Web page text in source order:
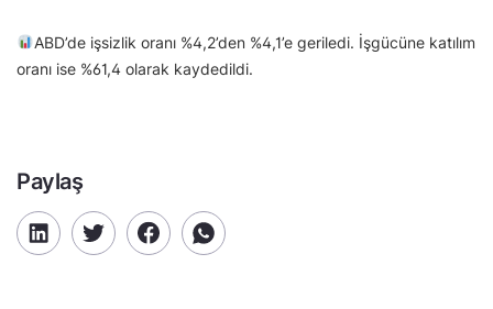
ABD’de işsizlik oranı %4,2’den %4,1’e geriledi. İşgücüne katılım
oranı ise %61,4 olarak kaydedildi.
Paylaş